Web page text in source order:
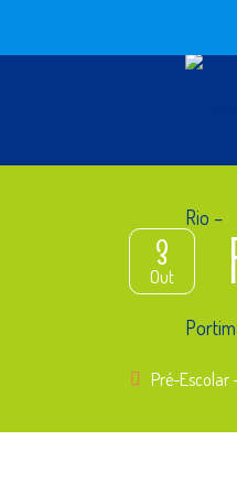
3
Out
Pré-Escolar